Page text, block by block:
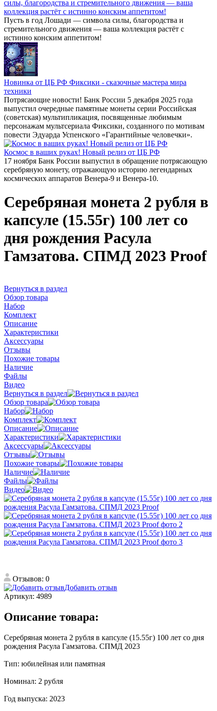
силы, благородства и стремительного движения — ваша
коллекция растёт с истинно конским аппетитом!
Пусть в год Лошади — символа силы, благородства и
стремительного движения — ваша коллекция растёт с
истинно конским аппетитом!
Новинка от ЦБ РФ Фиксики - сказочные мастера мира
техники
Потрясающие новости! Банк России 5 декабря 2025 года
выпустил очередные памятные монеты серии Российская
(советская) мультипликация, посвященные любимым
персонажам мультсериала Фиксики, созданного по мотивам
повести Эдуарда Успенского «Гарантийные человечки».
Космос в ваших руках! Новый релиз от ЦБ РФ
17 ноября Банк России выпустил в обращение потрясающую
серебряную монету, отражающую историю легендарных
космических аппаратов Венера-9 и Венера-10.
Серебряная монета 2 рубля в
капсуле (15.55г) 100 лет со
дня рождения Расула
Гамзатова. СПМД 2023 Proof
Вернуться в раздел
Обзор товара
Набор
Комплект
Описание
Характеристики
Аксессуары
Отзывы
Похожие товары
Наличие
Файлы
Видео
Вернуться в раздел
Обзор товара
Набор
Комплект
Описание
Характеристики
Аксессуары
Отзывы
Похожие товары
Наличие
Файлы
Видео
Отзывов: 0
Добавить отзыв
Артикул: 4989
Описание товара:
Серебряная монета 2 рубля в капсуле (15.55г) 100 лет со дня
рождения Расула Гамзатова. СПМД 2023
Тип: юбилейная или памятная
Номинал: 2 рубля
Год выпуска: 2023